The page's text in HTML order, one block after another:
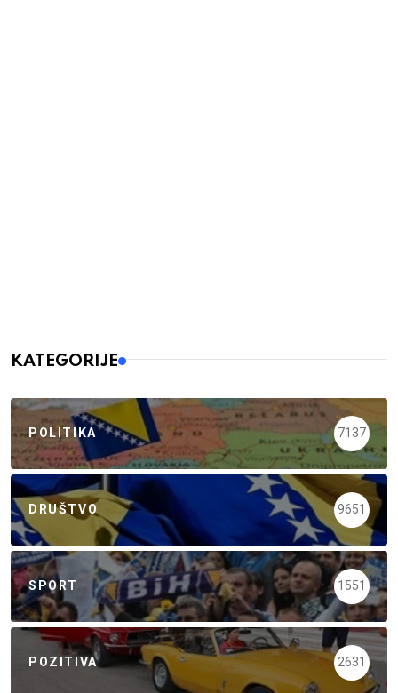
KATEGORIJE
POLITIKA 7137
DRUŠTVO 9651
SPORT 1551
POZITIVA 2631